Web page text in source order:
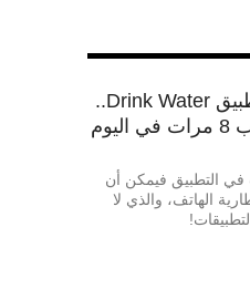
تعرف على تطبيق Drink Water..
هيفكرك تشرب 8 مرات في اليوم
التطبيق فيمكن أن
الهاتف، والذي لا